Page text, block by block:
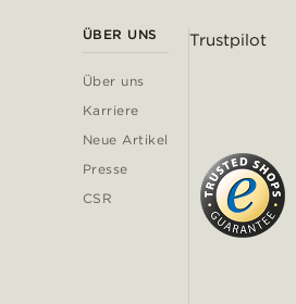
ÜBER UNS
Über uns
Karriere
Neue Artikel
Presse
CSR
Trustpilot